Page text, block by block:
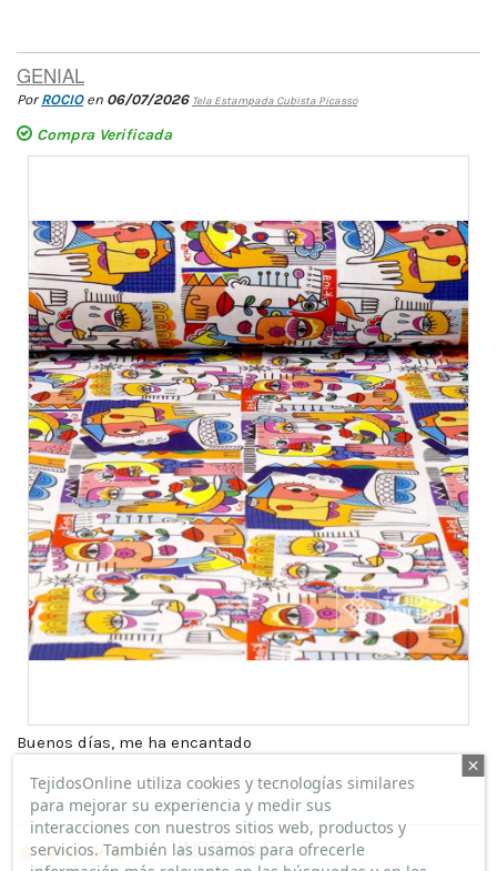
GENIAL
Por ROCIOen 06/07/2026 Tela Estampada Cubista Picasso
Compra Verificada
Buenos días, me ha encantado
(5 5) INCREIBLE
TejidosOnline utiliza cookies y tecnologías similares
para mejorar su experiencia y medir sus
interacciones con nuestros sitios web, productos y
servicios. También las usamos para ofrecerle